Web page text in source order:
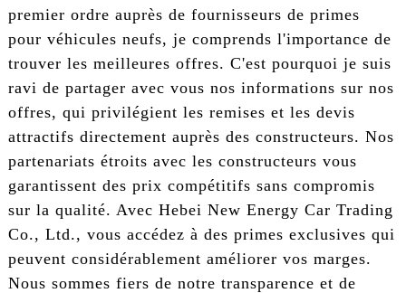
premier ordre auprès de fournisseurs de primes
pour véhicules neufs, je comprends l'importance de
trouver les meilleures offres. C'est pourquoi je suis
ravi de partager avec vous nos informations sur nos
offres, qui privilégient les remises et les devis
attractifs directement auprès des constructeurs. Nos
partenariats étroits avec les constructeurs vous
garantissent des prix compétitifs sans compromis
sur la qualité. Avec Hebei New Energy Car Trading
Co., Ltd., vous accédez à des primes exclusives qui
peuvent considérablement améliorer vos marges.
Nous sommes fiers de notre transparence et de